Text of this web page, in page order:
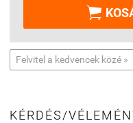

Felvitel a kedvencek közé »
KÉRDÉS/